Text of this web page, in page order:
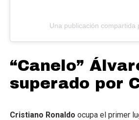
“Canelo”
superado por
Cristiano Ronaldo ocupa el primer